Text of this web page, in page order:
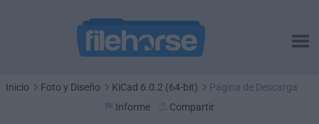
Inicio Foto y Diseño KiCad 6.0.2 (64-bit)
Página de Descarga
Informe
Compartir